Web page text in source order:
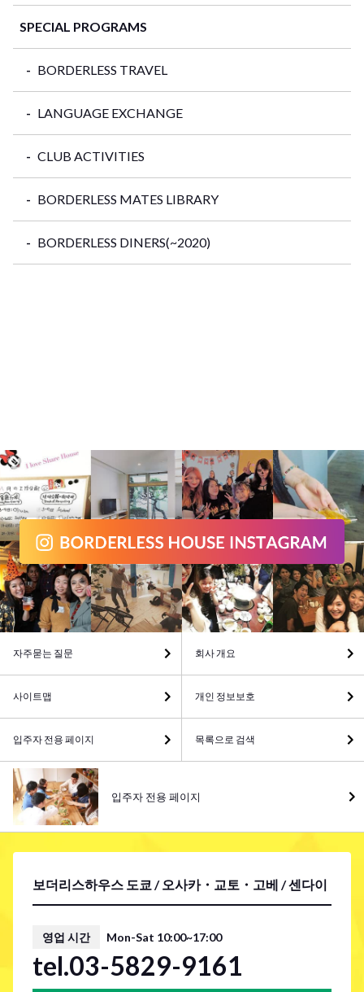
SPECIAL PROGRAMS
BORDERLESS TRAVEL
LANGUAGE EXCHANGE
CLUB ACTIVITIES
BORDERLESS MATES LIBRARY
BORDERLESS DINERS(~2020)
보더리스하우스 도쿄 / 오사카・교토・고베 / 센다이
영업 시간 Mon-Sat 10:00~17:00
tel.03-5829-9161
자주묻는 질문 회사 개요
사이트맵 개인 정보보호
입주자 전용 페이지 목록으로 검색
입주자 전용 페이지